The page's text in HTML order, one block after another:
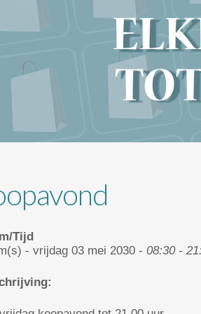
Tijd
- vrijdag 03 mei 2030 - 08:30 -